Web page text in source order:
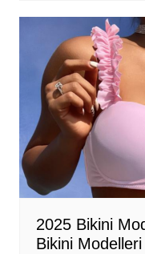
2025 Bikini
Bikini Modelleri